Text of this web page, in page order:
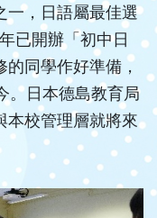
一，日語屬最佳選
已開辦「初中日
同學作好準備，
。日本德島教育局
本校管理層就將來